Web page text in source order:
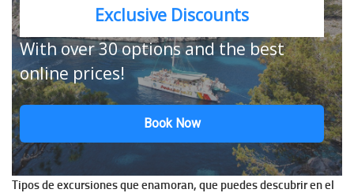
Exclusive Discounts
With over 30 options and the best
online prices!
Book Now
Tipos de excursiones que enamoran, que puedes descubrir en el